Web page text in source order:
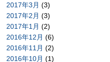
2017年3月 (3)
2017年2月 (3)
2017年1月 (2)
2016年12月 (6)
2016年11月 (2)
2016年10月 (1)